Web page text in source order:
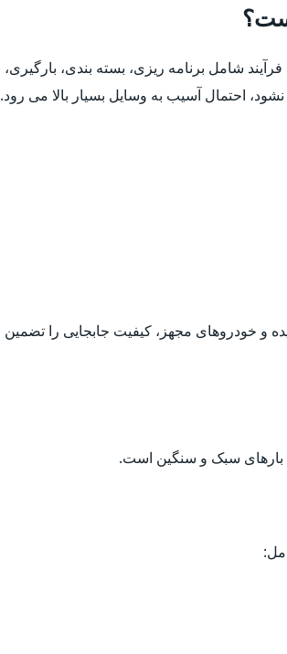
شامل برنامه ریزی، بسته بندی، بارگیری،
احتمال آسیب به وسایل بسیار بالا می رود.
و خودروهای مجهز، کیفیت جابجایی را تضمین
بارهای سبک و سنگین است.